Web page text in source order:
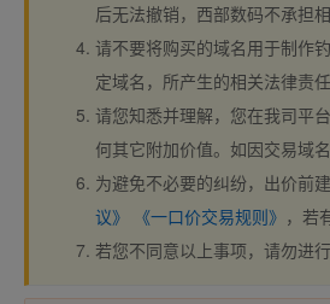
后无法撤销，西部数码不承担相
请不要将购买的域名用于制作
定域名，所产生的相关法律责
请您知悉并理解，您在我司平
何其它附加价值。如因交易域
为避免不必要的纠纷，出价前
议》
《一口价交易规则》 ，若
若您不同意以上事项，请勿进